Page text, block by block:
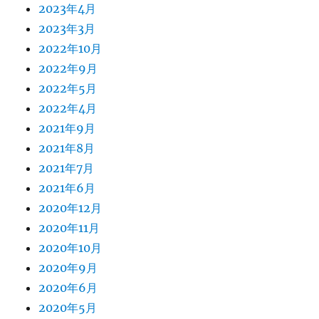
2023年4月
2023年3月
2022年10月
2022年9月
2022年5月
2022年4月
2021年9月
2021年8月
2021年7月
2021年6月
2020年12月
2020年11月
2020年10月
2020年9月
2020年6月
2020年5月